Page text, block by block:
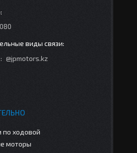
@jpmotors.kz
по ходовой
моторы